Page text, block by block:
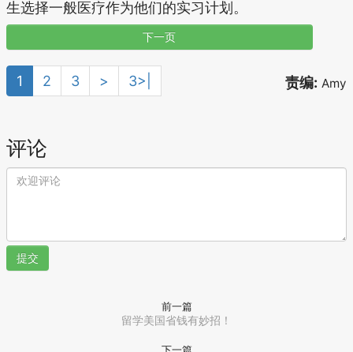
生选择一般医疗作为他们的实习计划。
下一页
1 2 3 > 3>| 责编: Amy
评论
提交
前一篇
留学美国省钱有妙招！
下一篇